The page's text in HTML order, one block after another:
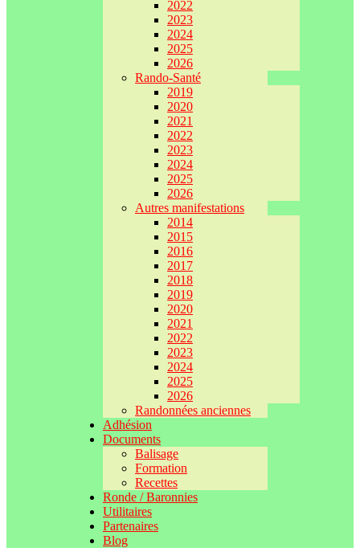
2022
2023
2024
2025
2026
Rando-Santé
2019
2020
2021
2022
2023
2024
2025
2026
Autres manifestations
2014
2015
2016
2017
2018
2019
2020
2021
2022
2023
2024
2025
2026
Randonnées anciennes
Adhésion
Documents
Balisage
Formation
Recettes
Ronde / Baronnies
Utilitaires
Partenaires
Blog